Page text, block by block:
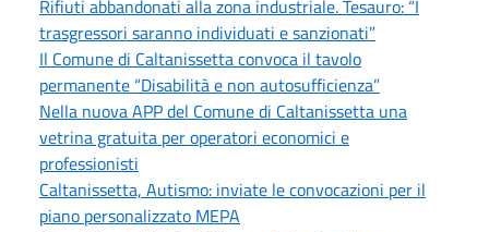
Rifiuti abbandonati alla zona industriale. Tesauro: “I
trasgressori saranno individuati e sanzionati”
Il Comune di Caltanissetta convoca il tavolo
permanente “Disabilità e non autosufficienza”
Nella nuova APP del Comune di Caltanissetta una
vetrina gratuita per operatori economici e
professionisti
Caltanissetta, Autismo: inviate le convocazioni per il
piano personalizzato MEPA